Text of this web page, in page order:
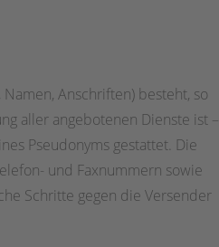
Anschriften) besteht, so
aller angebotenen Dienste ist –
Pseudonyms gestattet. Die
und Faxnummern sowie
Schritte gegen die Versender